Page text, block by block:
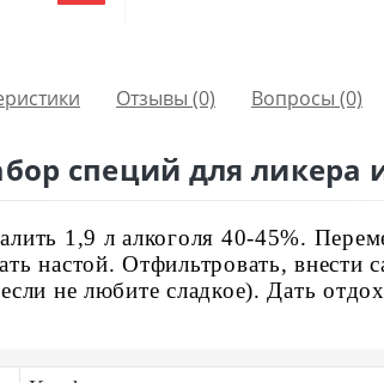
Отзывы (0) Вопросы (0)
специй для ликера
1,9 л алкоголя 40-45%.
настой. Отфильтровать,
не любите сладкое). Дать